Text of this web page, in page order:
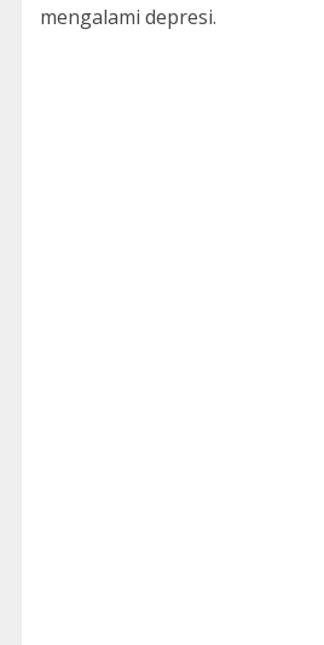
mengalami depresi.